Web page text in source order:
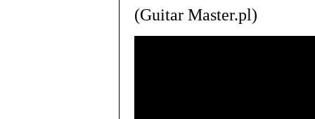
(Guitar Master.pl)